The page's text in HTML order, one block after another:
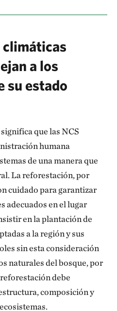
climáticas
a los
su estado
que las NCS
humana
de una manera que
La reforestación, por
cuidado para garantizar
adecuados en el lugar
en la plantación de
a la región y sus
sin esta consideración
naturales del bosque, por
debe
composición y